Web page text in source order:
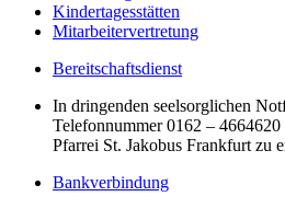
Kindertagesstätten
Mitarbeitervertretung
Bereitschaftsdienst
In dringenden seelsorglichen
Telefonnummer 0162 – 4664620
Pfarrei St. Jakobus Frankfurt zu
Bankverbindung